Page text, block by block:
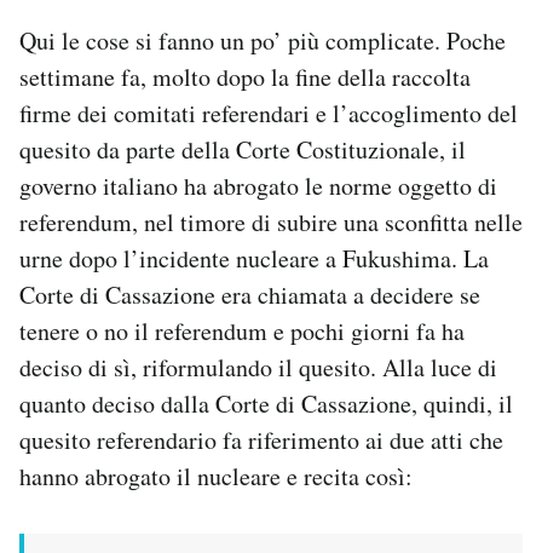
Qui le cose si fanno un po’ più complicate. Poche
settimane fa, molto dopo la fine della raccolta
firme dei comitati referendari e l’accoglimento del
quesito da parte della Corte Costituzionale, il
governo italiano ha abrogato le norme oggetto di
referendum, nel timore di subire una sconfitta nelle
urne dopo l’incidente nucleare a Fukushima. La
Corte di Cassazione era chiamata a decidere se
tenere o no il referendum e pochi giorni fa ha
deciso di sì, riformulando il quesito. Alla luce di
quanto deciso dalla Corte di Cassazione, quindi, il
quesito referendario fa riferimento ai due atti che
hanno abrogato il nucleare e recita così: